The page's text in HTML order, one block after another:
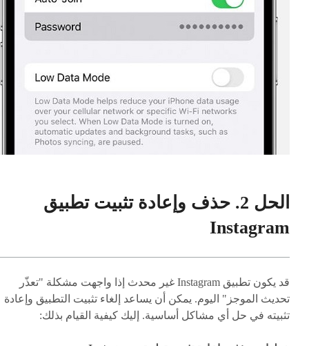
الحل 2. حذف وإعادة تثبيت تطبيق
Instagram
قد يكون تطبيق Instagram غير محدث إذا واجهت مشكلة "تعذّر
تحديث الموجز" اليوم. يمكن أن يساعد إلغاء تثبيت التطبيق وإعادة
تثبيته في حل أي مشاكل أساسية. إليك كيفية القيام بذلك: